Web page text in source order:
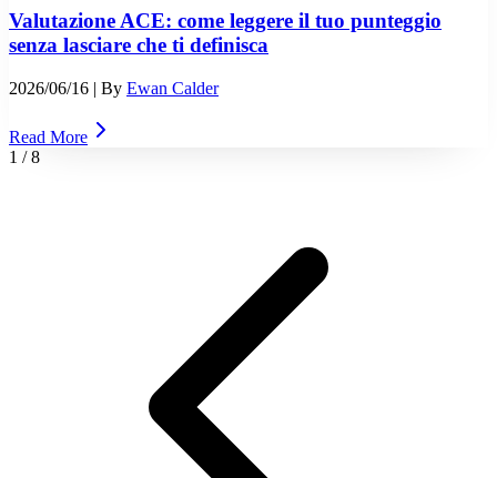
Valutazione ACE: come leggere il tuo punteggio
senza lasciare che ti definisca
2026/06/16 | By Ewan Calder
Read More
1 /8